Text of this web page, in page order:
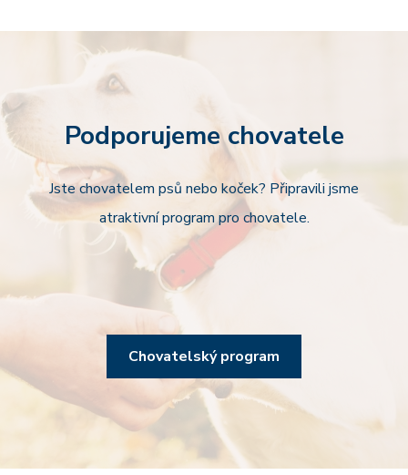
Podporujeme chovatele
Jste chovatelem psů nebo koček? Připravili jsme
atraktivní program pro chovatele.
Chovatelský program